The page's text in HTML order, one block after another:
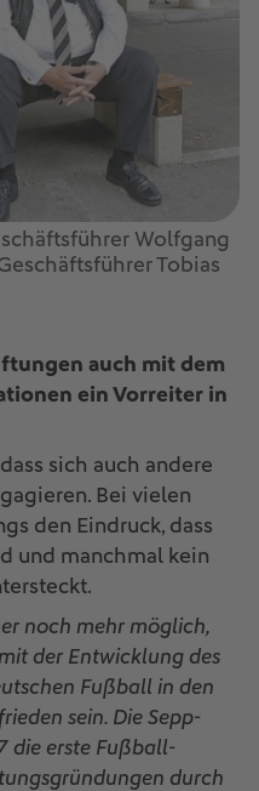
Wolfgang
Tobias
auch mit dem
ein Vorreiter in
sich auch andere
Bei vielen
den Eindruck, dass
und manchmal kein
noch mehr möglich,
der Entwicklung des
Fußball in den
sein. Die Sepp-
die erste Fußball-
durch